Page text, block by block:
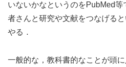
いないかなというのをPubMed等
者さんと研究や文献をつなげる
やる．
一般的な，教科書的なことが頭